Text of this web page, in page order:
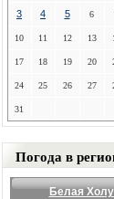
3 4 5 6
10 11 12 13
17 18 19 20
24 25 26 27
31
Погода в
Белая